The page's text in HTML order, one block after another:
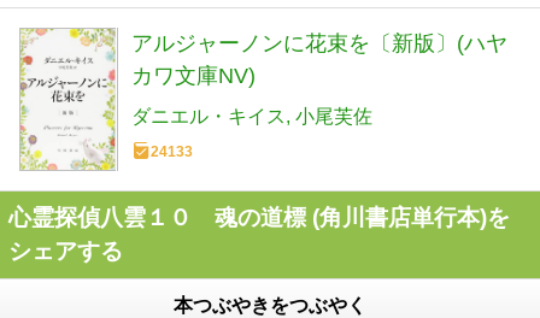
アルジャーノンに花束を〔新版〕(ハヤ
カワ文庫NV)
ダニエル・キイス 小尾芙佐
24133
心霊探偵八雲１０ 魂の道標 (角川書店単行本)を
シェアする
本つぶやきをつぶやく